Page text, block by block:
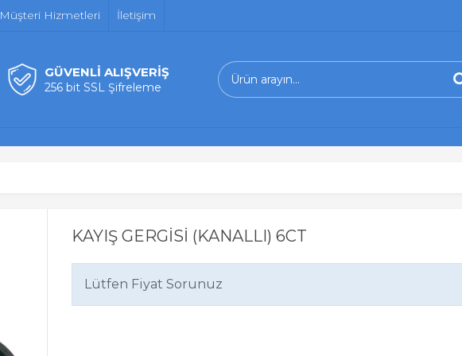
Müşteri Hizmetleri İletişim
GÜVENLİ ALIŞVERİŞ
256 bit SSL Şifreleme
KAYIŞ GERGİSİ (KANALLI) 6CT
Lütfen Fiyat Sorunuz